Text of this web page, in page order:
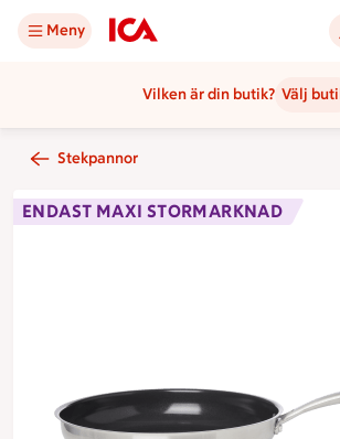
Meny
Vilken är din butik? Välj
Stekpannor
ENDAST MAXI STORMARKNAD